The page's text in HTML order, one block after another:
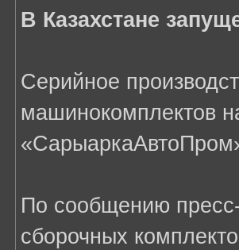
В Казахстане
Серийное
машинокомплектов
По сообщению
сборочных